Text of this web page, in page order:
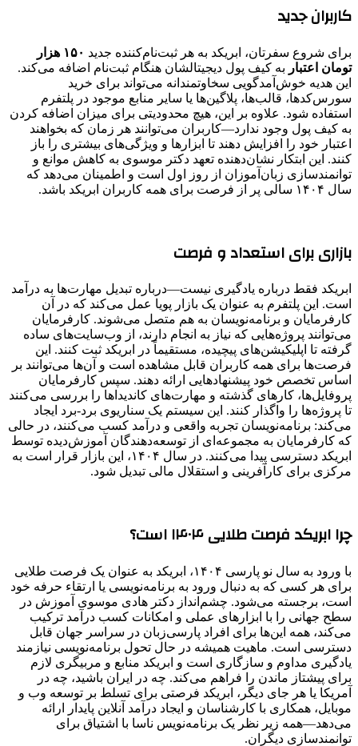
کاربران جدید
برای شروع سفرتان، ابریکد به هر ثبت‌نام‌کننده جدید
۱۵۰ هزار
تومان اعتبار به کیف پول دیجیتالشان هنگام ثبت‌نام اضافه می‌کند.
این هدیه خوش‌آمدگویی سخاوتمندانه می‌تواند برای خرید
سورس‌کدها، قالب‌ها، پلاگین‌ها یا سایر منابع موجود در پلتفرم
استفاده شود. علاوه بر این، هیچ محدودیتی برای میزان اضافه کردن
به کیف پول وجود ندارد—کاربران می‌توانند هر زمان که بخواهند
اعتبار خود را افزایش دهند تا ابزارها و ویژگی‌های بیشتری را باز
کنند. این ابتکار نشان‌دهنده تعهد دکتر موسوی به کاهش موانع و
توانمندسازی زبان‌آموزان از روز اول است و اطمینان می‌دهد که
سال ۱۴۰۴ سالی پر از فرصت برای همه کاربران ابریکد باشد.
بازاری برای استعداد و فرصت
ابریکد فقط درباره یادگیری نیست—درباره تبدیل مهارت‌ها به درآمد
است. این پلتفرم به عنوان یک بازار پویا عمل می‌کند که در آن
کارفرمایان و برنامه‌نویسان به هم متصل می‌شوند. کارفرمایان
می‌توانند پروژه‌هایی که نیاز به انجام دارند، از وب‌سایت‌های ساده
گرفته تا اپلیکیشن‌های پیچیده، مستقیماً در ابریکد ثبت کنند. این
فرصت‌ها برای همه کاربران قابل مشاهده است و آن‌ها می‌توانند بر
اساس تخصص خود پیشنهادهایی ارائه دهند. سپس کارفرمایان
پروفایل‌ها، کارهای گذشته و مهارت‌های کاندیداها را بررسی می‌کنند
تا پروژه‌ها را واگذار کنند. این سیستم یک سناریوی برد-برد ایجاد
می‌کند: برنامه‌نویسان تجربه واقعی و درآمد کسب می‌کنند، در حالی
که کارفرمایان به مجموعه‌ای از توسعه‌دهندگان آموزش‌دیده توسط
ابریکد دسترسی پیدا می‌کنند. در سال ۱۴۰۴، این بازار قرار است به
مرکزی برای کارآفرینی و استقلال مالی تبدیل شود.
چرا ابریکد فرصت طلایی ۱۴۰۴ است؟
با ورود به سال نو پارسی ۱۴۰۴، ابریکد به عنوان یک فرصت طلایی
برای هر کسی که به دنبال ورود به برنامه‌نویسی یا ارتقاء حرفه خود
است، برجسته می‌شود. چشم‌انداز دکتر هادی موسوی آموزش در
سطح جهانی را با ابزارهای عملی و امکانات کسب درآمد ترکیب
می‌کند، همه این‌ها برای افراد پارسی‌زبان در سراسر جهان قابل
دسترسی است. ماهیت همیشه در حال تحول برنامه‌نویسی نیازمند
یادگیری مداوم و سازگاری است و ابریکد منابع و مربیگری لازم
برای پیشتاز ماندن را فراهم می‌کند. چه در ایران باشید، چه در
آمریکا یا هر جای دیگر، ابریکد فرصتی برای تسلط بر توسعه وب و
موبایل، همکاری با کارشناسان و ایجاد درآمد آنلاین پایدار ارائه
می‌دهد—همه زیر نظر یک برنامه‌نویس ناسا با اشتیاق برای
توانمندسازی دیگران.